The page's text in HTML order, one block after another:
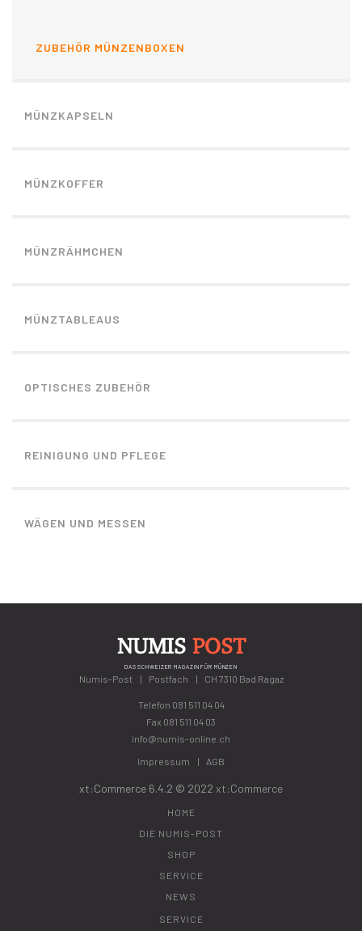
ZUBEHÖR MÜNZENBOXEN
MÜNZKAPSELN
MÜNZKOFFER
MÜNZRÄHMCHEN
MÜNZTABLEAUS
OPTISCHES ZUBEHÖR
REINIGUNG UND PFLEGE
WÄGEN UND MESSEN
NUMIS POST
DAS SCHWEIZER MAGAZIN FÜR MÜNZEN
Numis-Post Postfach CH 7310 Bad Ragaz
Telefon 081 511 04 04
Fax 081 511 04 03
info@numis-online.ch
Impressum
AGB
xt:Commerce 6.4.2 © 2022 xt:Commerce
HOME
DIE NUMIS-POST
SHOP
SERVICE
NEWS
SERVICE